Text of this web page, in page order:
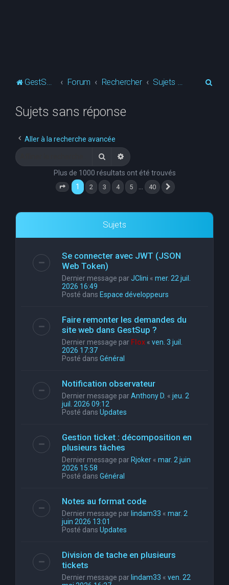
GestSup.fr Forum Rechercher
Sujets sans réponse
Aller à la recherche avancée
RechercherRecherche avancée
Plus de 1000 résultats ont été trouvés
Page 1 sur 40
1 2 3 4 5 40
Sujets
Se connecter avec JWT (JSON
Web Token)
Dernier message parJClini « mer. 22 juil.
2026 16:49
Posté dans Espace développeurs
Faire remonter les demandes du
site web dans GestSup ?
Dernier message par Flox « ven. 3 juil.
2026 17:37
Posté dans Général
Notification observateur
Dernier message parAnthony D. « jeu. 2
juil. 2026 09:12
Posté dans Updates
Gestion ticket : décomposition en
plusieurs tâches
Dernier message parRjoker « mar. 2 juin
2026 15:58
Posté dans Général
Notes au format code
Dernier message parlindam33 « mar. 2
juin 2026 13:01
Posté dans Updates
Division de tache en plusieurs
tickets
Dernier message parlindam33 « ven. 22